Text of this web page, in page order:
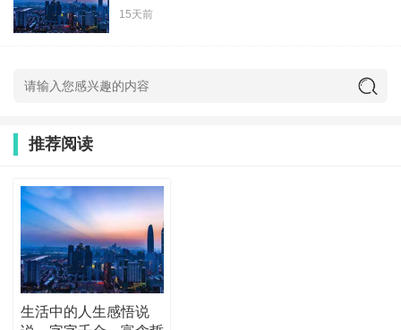
15天前
推荐阅读
生活中的人生感悟说